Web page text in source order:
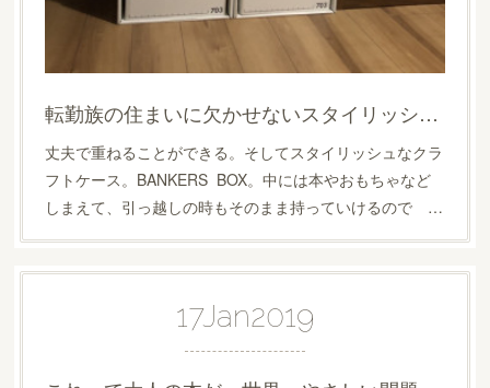
転勤族の住まいに欠かせないスタイリッシュなクラフトボックス
丈夫で重ねることができる。そしてスタイリッシュなクラ
フトケース。BANKERS BOX。中には本やおもちゃなど
しまえて、引っ越しの時もそのまま持っていけるので …
17Jan2019